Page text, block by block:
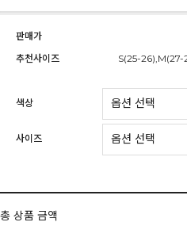
판매가
추천사이즈 S(25-
색상
사이즈
총 상품 금액